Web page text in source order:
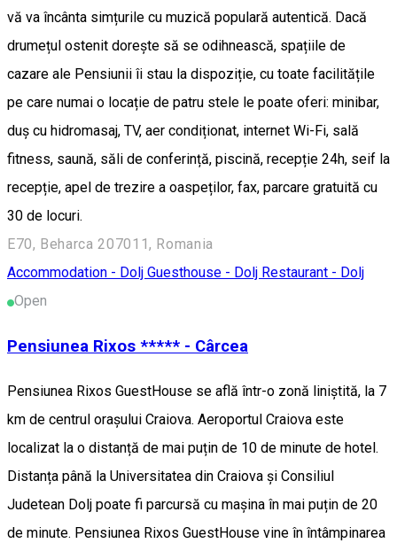
vă va încânta simțurile cu muzică populară autentică. Dacă
drumețul ostenit dorește să se odihnească, spațiile de
cazare ale Pensiunii îi stau la dispoziție, cu toate facilitățile
pe care numai o locație de patru stele le poate oferi: minibar,
duș cu hidromasaj, TV, aer condiționat, internet Wi-Fi, sală
fitness, saună, săli de conferință, piscină, recepție 24h, seif la
recepție, apel de trezire a oaspeților, fax, parcare gratuită cu
30 de locuri.
E70, Beharca 207011, Romania
Accommodation - Dolj Guesthouse - Dolj Restaurant - Dolj
Open
Pensiunea Rixos ***** - Cârcea
Pensiunea Rixos GuestHouse se află într-o zonă liniștită, la 7
km de centrul orașului Craiova. Aeroportul Craiova este
localizat la o distanță de mai puțin de 10 de minute de hotel.
Distanța până la Universitatea din Craiova și Consiliul
Judetean Dolj poate fi parcursă cu mașina în mai puțin de 20
de minute. Pensiunea Rixos GuestHouse vine în întâmpinarea